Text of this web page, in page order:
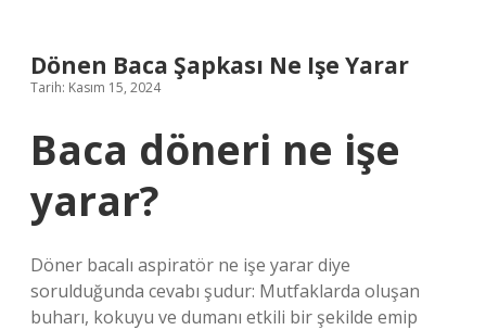
Dönen Baca Şapkası Ne Işe Yarar
Tarih: Kasım 15, 2024
Baca döneri ne işe
yarar?
Döner bacalı aspiratör ne işe yarar diye
sorulduğunda cevabı şudur: Mutfaklarda oluşan
buharı, kokuyu ve dumanı etkili bir şekilde emip